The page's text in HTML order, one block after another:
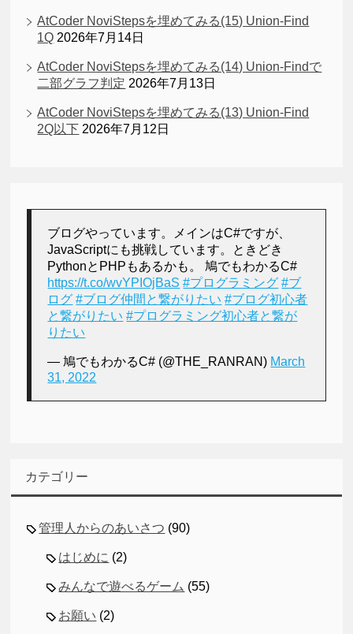
AtCoder NoviStepsを埋めてみる(15) Union-Find
1Q 2026年7月14日
AtCoder NoviStepsを埋めてみる(14) Union-Findで
二部グラフ判定 2026年7月13日
AtCoder NoviStepsを埋めてみる(13) Union-Find
2Q以下 2026年7月12日
ブログやっています。メインはC#ですが、
JavaScriptにも挑戦しています。ときどき
PythonとPHPもあるかも。 鳩でもわかるC#
https://t.co/wvYPIOjBaS #プログラミング #ブ
ログ #ブログ仲間と繋がりたい #ブログ初心者
と繋がりたい #プログラミング初心者と繋が
りたい
— 鳩でもわかるC# (@THE_RANRAN) March
31, 2022
カテゴリー
管理人からのあいさつ (90)
はじめに (2)
みんなで遊べるゲーム (55)
お願い (2)